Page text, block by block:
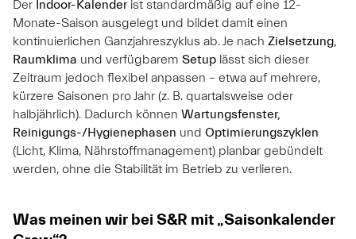
Der Indoor-Kalender ist standardmäßig auf eine 12-
Monate-Saison ausgelegt und bildet damit einen
kontinuierlichen Ganzjahreszyklus ab. Je nach Zielsetzung,
Raumklima und verfügbarem Setup lässt sich dieser
Zeitraum jedoch flexibel anpassen – etwa auf mehrere,
kürzere Saisonen pro Jahr (z. B. quartalsweise oder
halbjährlich). Dadurch können Wartungsfenster,
Reinigungs-/Hygienephasen und Optimierungszyklen
(Licht, Klima, Nährstoffmanagement) planbar gebündelt
werden, ohne die Stabilität im Betrieb zu verlieren.
Was meinen wir bei S&R mit „Saisonkalender